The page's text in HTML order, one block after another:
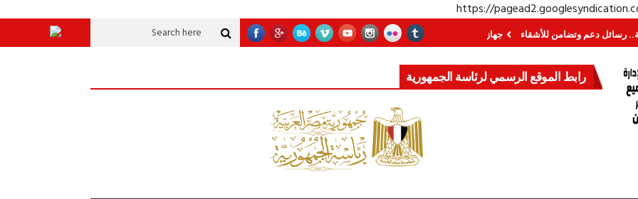
https://
دعم وتضامن للأشقاء جهاز مستقبل مصر نموذجا.. لماذا تُنشئ الدول كيانات تنموية عملاقة؟ قوة الدولة.. عندما يصبح التخطيط خط الدفاع الأول القيادة
رابط الموقع الرسمي لرئاسة الجمهورية